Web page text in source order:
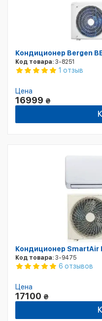
Кондиционер Bergen
Код товара: 3-8251
1 отзыв
Цена
16999 ₴
Кондиционер SmartAir
Код товара: 3-9475
6 отзывов
Цена
17100 ₴